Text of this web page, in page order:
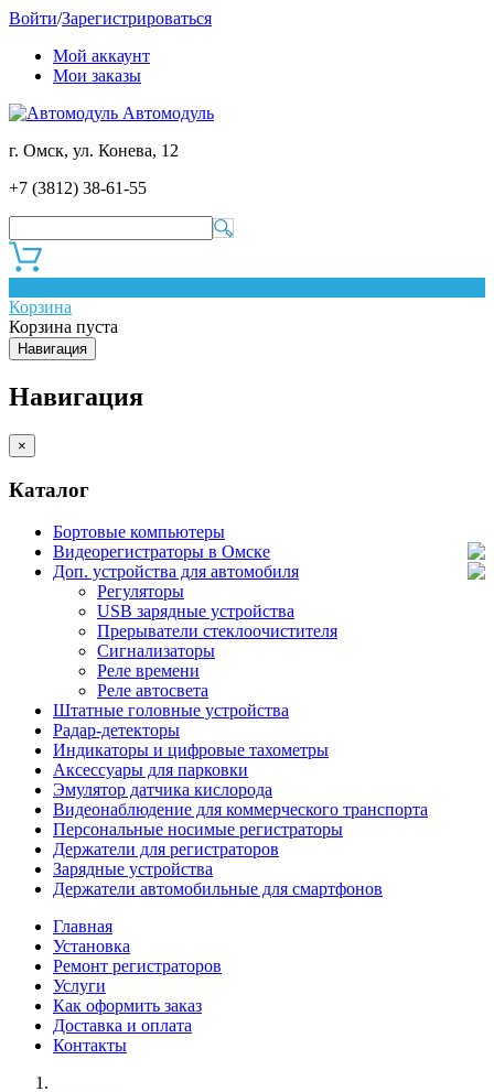
Войти/Зарегистрироваться
Мой аккаунт
Мои заказы
Автомодуль
г. Омск, ул. Конева, 12
+7 (3812) 38-61-55
Корзина
Корзина пуста
Навигация
Навигация
×
Каталог
Бортовые компьютеры
Видеорегистраторы в Омске
Доп. устройства для автомобиля
Регуляторы
USB зарядные устройства
Прерыватели стеклоочистителя
Сигнализаторы
Реле времени
Реле автосвета
Штатные головные устройства
Радар-детекторы
Индикаторы и цифровые тахометры
Аксессуары для парковки
Эмулятор датчика кислорода
Видеонаблюдение для коммерческого транспорта
Персональные носимые регистраторы
Держатели для регистраторов
Зарядные устройства
Держатели автомобильные для смартфонов
Главная
Установка
Ремонт регистраторов
Услуги
Как оформить заказ
Доставка и оплата
Контакты